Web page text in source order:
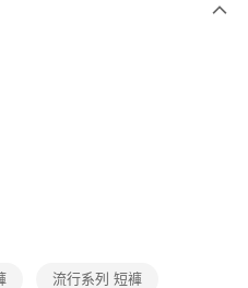
。
後，將跳轉至「AFTEE先享後付」
簡訊。
簡訊中的連結，可透過四大超商／
方視為交易完成。
」之結帳頁面顯示為準，若有關於
關疑問，請聯繫「AFTEE先享後付
support/home
)免運費
)免運費
)免運費
流行系列 短褲